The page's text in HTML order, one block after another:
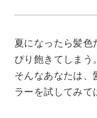
夏になったら髪色
ぴり飽きてしまう。
そんなあなたは、
ラーを試してみて